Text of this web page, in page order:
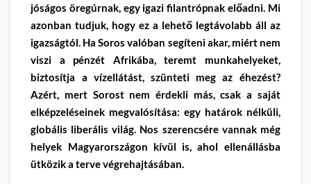
jóságos öregúrnak, egy igazi filantrópnak előadni. Mi
azonban tudjuk, hogy ez a lehető legtávolabb áll az
igazságtól. Ha Soros valóban segíteni akar, miért nem
viszi a pénzét Afrikába, teremt munkahelyeket,
biztosítja a vízellátást, szünteti meg az éhezést?
Azért, mert Sorost nem érdekli más, csak a saját
elképzeléseinek megvalósítása: egy határok nélküli,
globális liberális világ. Nos szerencsére vannak még
helyek Magyarországon kívül is, ahol ellenállásba
ütközik a terve végrehajtásában.